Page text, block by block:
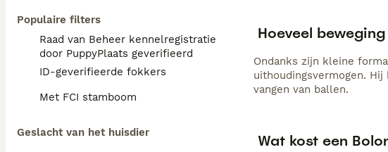
Populaire filters
Raad van Beheer kennelregistratie
door PuppyPlaats geverifieerd
ID-geverifieerde fokkers
Met FCI stamboom
Geslacht van het huisdier
Hoeveel
Ondanks zijn kleine
uithoudingsvermogen.
vangen van ballen.
Wat kost een